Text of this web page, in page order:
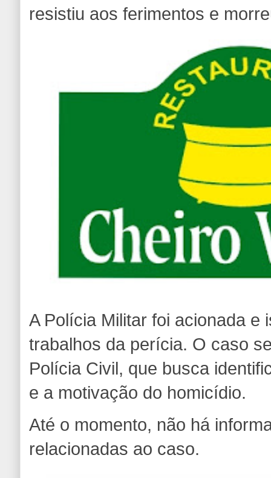
resistiu aos ferimentos e
A Polícia Militar foi acionada e
trabalhos da perícia. O caso
Polícia Civil, que busca
e a motivação do homicídio.
Até o momento, não há
relacionadas ao caso.